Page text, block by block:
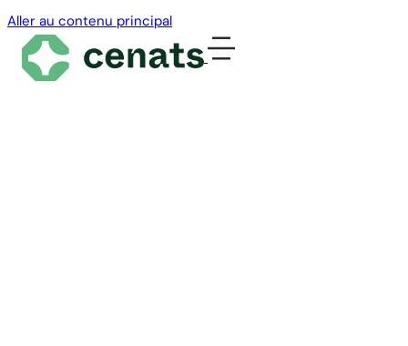
Aller au contenu principal